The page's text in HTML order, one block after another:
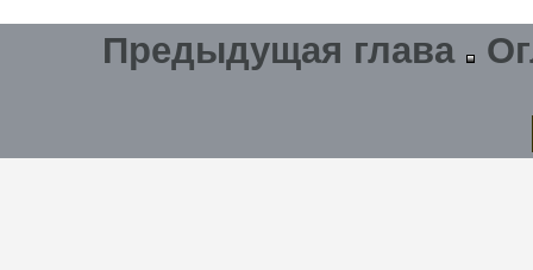
Предыдущая глава